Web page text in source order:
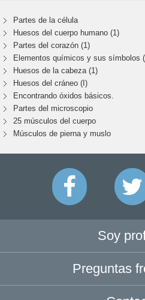
Partes de la célula
Huesos del cuerpo humano (1)
Partes del corazón (1)
Elementos químicos y sus símbolos
Huesos de la cabeza (1)
Huesos del cráneo (I)
Encontrando óxidos básicos.
Partes del microscopio
25 músculos del cuerpo
Músculos de pierna y muslo
Soy
Preguntas